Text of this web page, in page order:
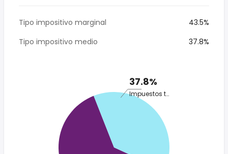
Tipo impositivo marginal
43.5%
Tipo impositivo medio
37.8%
37.8%
Impuestos totales